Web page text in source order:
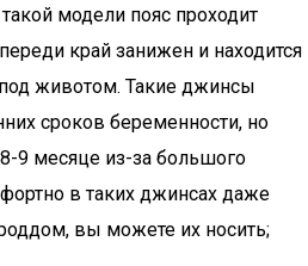
модели пояс проходит
край занижен и находится
животом. Такие джинсы
сроков беременности, но
9 месяце из-за большого
в таких джинсах даже
вы можете их носить;